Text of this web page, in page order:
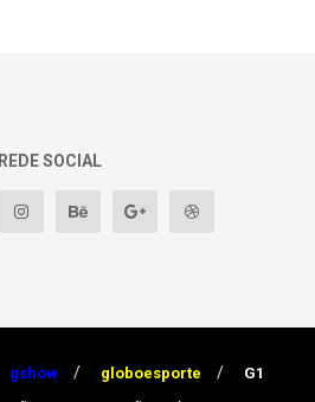
REDE SOCIAL
gshow globoesporte G1